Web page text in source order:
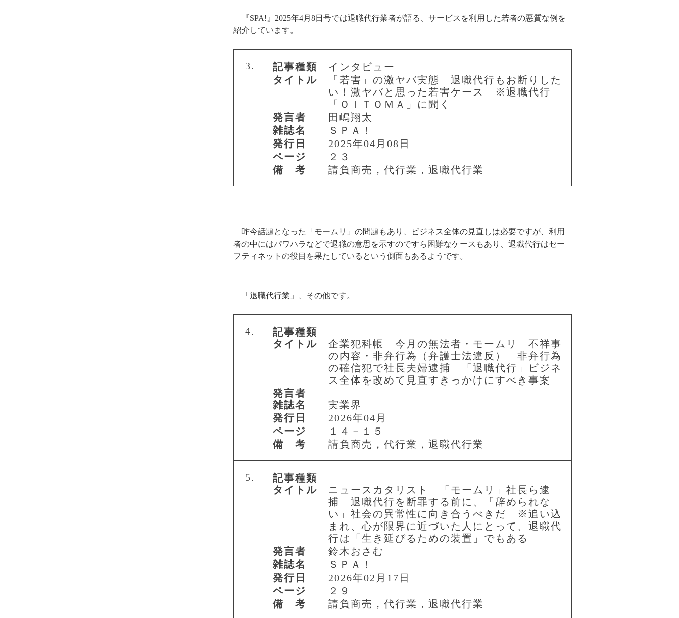
『SPA! 』 2025年4月 8日号では退職代行業者が語る、サービスを利用した若者の悪質な例を
紹介しています。
3. 記事種類
インタビュー
タイトル
「若害」の激ヤバ実態 退職代行もお断りした
い！激ヤバと思った若害ケース ※退職代行
「ＯＩＴＯＭＡ」に聞く
発言者
田嶋翔太
雑誌名
ＳＰＡ！
発行日
2025年04月08日
ページ
２３
備 考
請負商売，代行業，退職代行業
昨今話題となった「モームリ」の問題もあり、ビジネス全体の見直しは必要ですが、利用
者の中にはパワハラなどで退職の意思を示すのですら困難なケースもあり、退職代行はセー
フティネットの役目を果たしているという側面もあるようです。
「退職代行業」、その他です。
4.
記事種類
タイトル
企業犯科帳 今月の無法者・モームリ 不祥事
の内容・非弁行為（弁護士法違反） 非弁行為
の確信犯で社長夫婦逮捕 「退職代行」ビジネ
ス全体を改めて見直すきっかけにすべき事案
発言者
雑誌名
実業界
発行日
2026年04月
ページ
１４－１５
備 考
請負商売，代行業，退職代行業
5.
記事種類
タイトル
ニュースカタリスト 「モームリ」社長ら逮
捕 退職代行を断罪する前に、「辞められな
い」社会の異常性に向き合うべきだ ※追い込
まれ、心が限界に近づいた人にとって、退職代
行は「生き延びるための装置」でもある
発言者
鈴木おさむ
雑誌名
ＳＰＡ！
発行日
2026年02月17日
ページ
２９
備 考
請負商売，代行業，退職代行業